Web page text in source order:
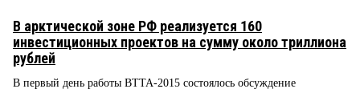
В арктической зоне РФ реализуется 160
инвестиционных проектов на сумму около триллиона
рублей
В первый день работы ВТТА-2015 состоялось обсуждение